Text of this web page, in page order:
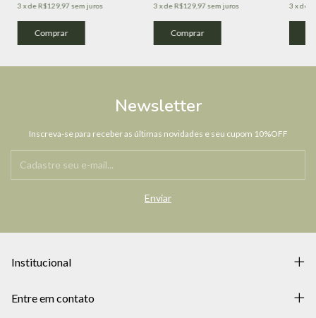
3 xdeR$129,97sem juros
Comprar
3 xdeR$129,97 sem juros
Comprar
3 xde
Newsletter
Inscreva-se para receber as últimas novidades e seu cupom 10%OFF
Institucional
Entre em contato